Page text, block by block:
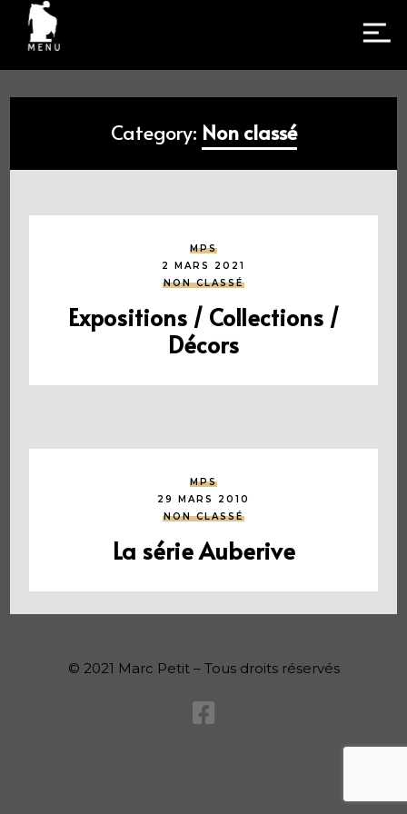
FACEBOOK INSTAGRAM
Category: Non classé
MPS
2 MARS 2021
NON CLASSÉ
Expositions / Collections /
Décors
MPS
29 MARS 2010
NON CLASSÉ
La série Auberive
© 2021 Marc Petit – Tous droits réservés